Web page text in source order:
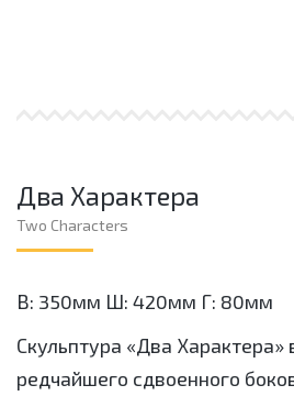
Два Характера
Two Characters
В: 350мм Ш: 420мм Г: 80мм
Скульптура «Два Характера»
редчайшего сдвоенного